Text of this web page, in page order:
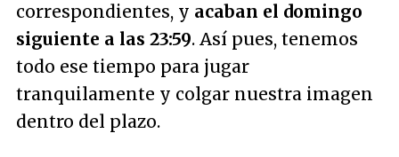
correspondientes, y acaban el domingo
siguiente a las 23:59. Así pues, tenemos
todo ese tiempo para jugar
tranquilamente y colgar nuestra imagen
dentro del plazo.